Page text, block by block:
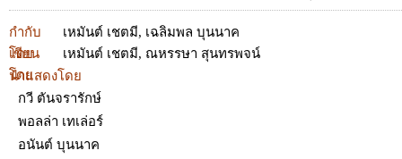
กำกับ
โดย
เหมันต์ เชตมี, เฉลิมพล บุนนาค
เขียน
โดย
เหมันต์ เชตมี, ณหรรษา สุนทรพจน์
นำแสดงโดย
กวี ตันจรารักษ์
พอลล่า เทเล่อร์
อนันต์ บุนนาค